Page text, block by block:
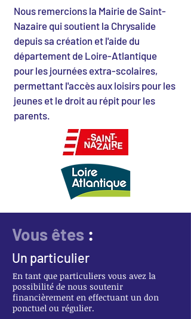
Nous remercions la Mairie de Saint-
Nazaire qui soutient la Chrysalide
depuis sa création et l'aide du
département de Loire-Atlantique
pour les journées extra-scolaires,
permettant l'accès aux loisirs pour les
jeunes et le droit au répit pour les
parents.
Vous êtes :
Un particulier
En tant que particuliers vous avez la
possibilité de nous soutenir
financièrement en effectuant un don
ponctuel ou régulier.